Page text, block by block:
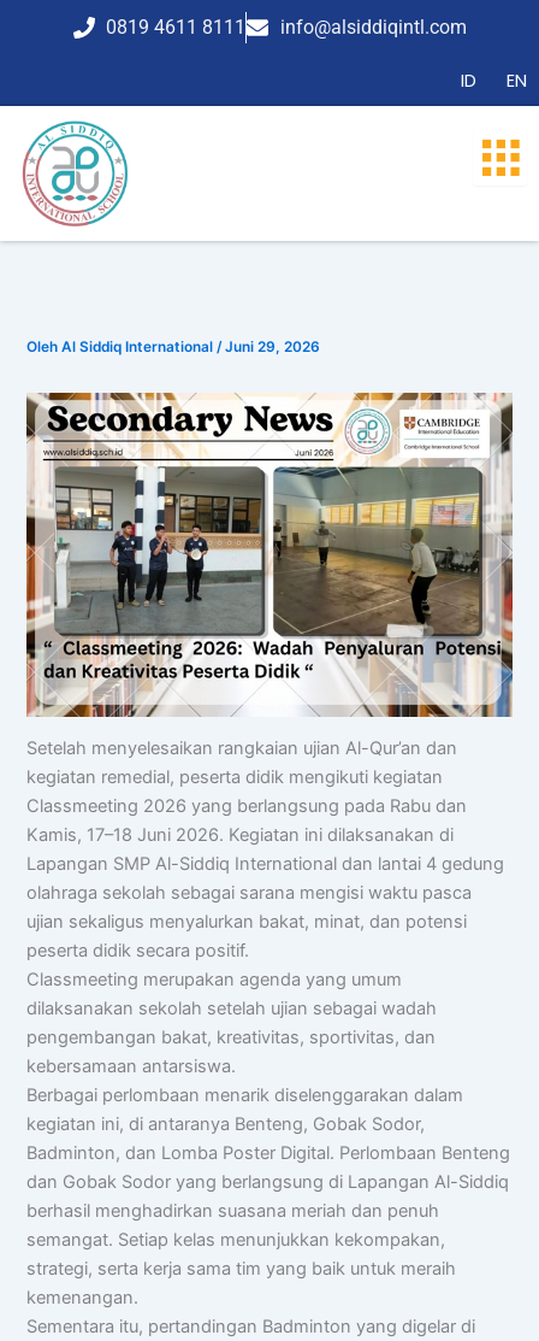
0819 4611 8111 info@alsiddiqintl.com
ID EN
OlehAl Siddiq International/Juni 29, 2026
Setelah menyelesaikan rangkaian ujian Al-Qur’an dan
kegiatan remedial, peserta didik mengikuti kegiatan
Classmeeting 2026 yang berlangsung pada Rabu dan
Kamis, 17–18 Juni 2026. Kegiatan ini dilaksanakan di
Lapangan SMP Al-Siddiq International dan lantai 4 gedung
olahraga sekolah sebagai sarana mengisi waktu pasca
ujian sekaligus menyalurkan bakat, minat, dan potensi
peserta didik secara positif.
Classmeeting merupakan agenda yang umum
dilaksanakan sekolah setelah ujian sebagai wadah
pengembangan bakat, kreativitas, sportivitas, dan
kebersamaan antarsiswa.
Berbagai perlombaan menarik diselenggarakan dalam
kegiatan ini, di antaranya Benteng, Gobak Sodor,
Badminton, dan Lomba Poster Digital. Perlombaan Benteng
dan Gobak Sodor yang berlangsung di Lapangan Al-Siddiq
berhasil menghadirkan suasana meriah dan penuh
semangat. Setiap kelas menunjukkan kekompakan,
strategi, serta kerja sama tim yang baik untuk meraih
kemenangan.
Sementara itu, pertandingan Badminton yang digelar di